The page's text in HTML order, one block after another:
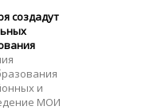
создадут
и
МОИ